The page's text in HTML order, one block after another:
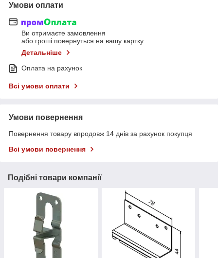
Умови оплати
Ви отримаєте замовлення
або гроші повернуться на вашу картку
Детальніше
Оплата на рахунок
Всі умови оплати
Умови повернення
Повернення товару впродовж 14 днів за рахунок покупця
Всі умови повернення
Подібні товари компанії